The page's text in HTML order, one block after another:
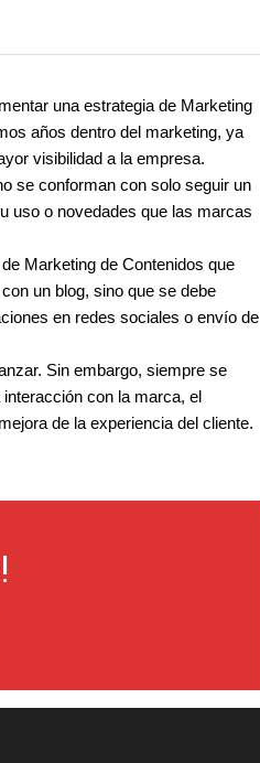
una estrategia de Marketing
años dentro del marketing, ya
visibilidad a la empresa.
se conforman con solo seguir un
uso o novedades que las marcas
Marketing de Contenidos que
un blog, sino que se debe
en redes sociales o envío de
Sin embargo, siempre se
con la marca, el
de la experiencia del cliente.